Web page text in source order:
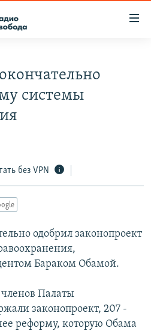
системы
без VPN
одобрил законопроект
Бараком Обамой.
Палаты
законопроект, 207 -
реформу, которую Обама